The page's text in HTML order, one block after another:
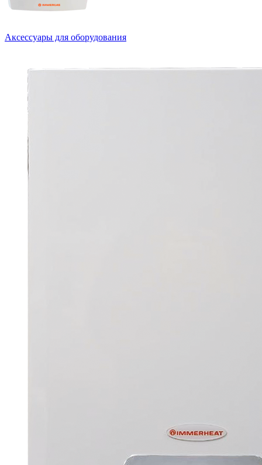
Аксессуары для оборудования